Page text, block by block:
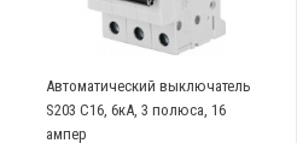
Автоматический выключатель
S203 C16, 6кА, 3 полюса, 16
ампер